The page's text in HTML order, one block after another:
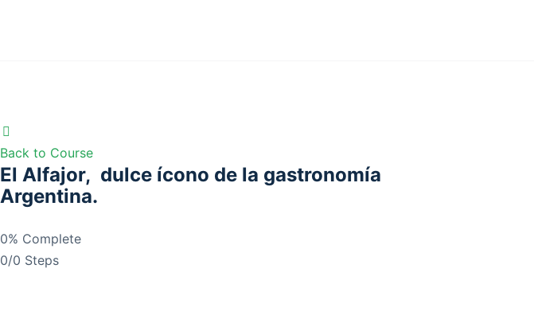
Back to Course
El Alfajor, dulce ícono de la gastronomía
Argentina.
0% Complete
0/0 Steps